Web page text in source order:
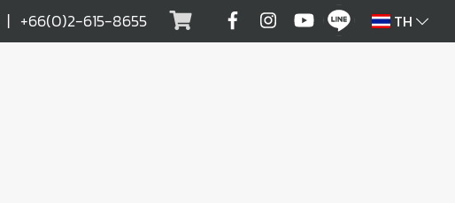
| +66(0)2-615-8655 TH